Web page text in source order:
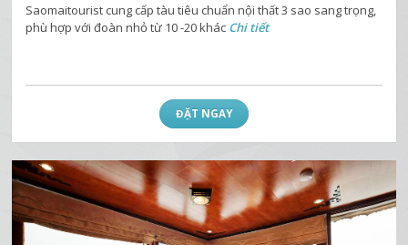
Saomaitourist cung cấp tàu tiêu chuẩn nội thất 3 sao sang trọng,
phù hợp với đoàn nhỏ từ 10 -20 khác Chi tiết
ĐẶT NGAY